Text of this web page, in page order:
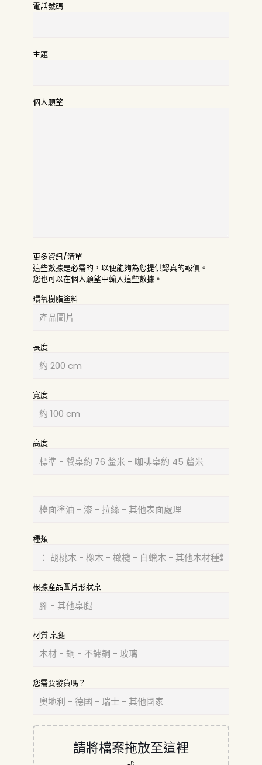
電話號碼
主題
個人願望
更多資訊/清單
這些數據是必需的，以便能夠為您提供認真的報價。
您也可以在個人願望中輸入這些數據。
環氧樹脂塗料
長度
寬度
高度
種類
根據產品圖片形狀桌
材質 桌腿
您需要發貨嗎？
請將檔案拖放至這裡